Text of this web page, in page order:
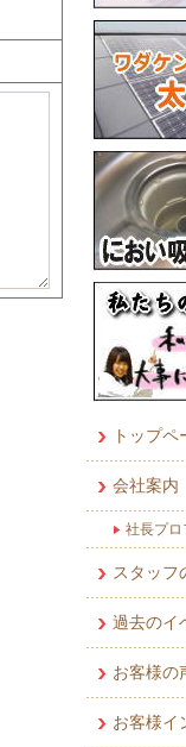
トップペ
会社案内
社長プロ
スタッフ
過去のイ
お客様の
お客様イ